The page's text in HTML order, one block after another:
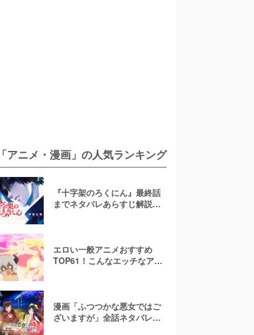
「アニメ・漫画」の人気ランキング
『十字架のろくにん』最終話
までネタバレあらすじ解説！
エロい一般アニメおすすめ
TOP61！こんなエッチなアニ
漫画「ふつつかな悪女ではご
ざいますが」全話ネタバレあ